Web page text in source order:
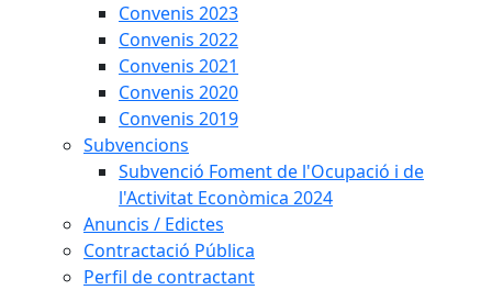
Convenis 2023
Convenis 2022
Convenis 2021
Convenis 2020
Convenis 2019
Subvencions
Subvenció Foment de l'Ocupació i de
l'Activitat Econòmica 2024
Anuncis / Edictes
Contractació Pública
Perfil de contractant